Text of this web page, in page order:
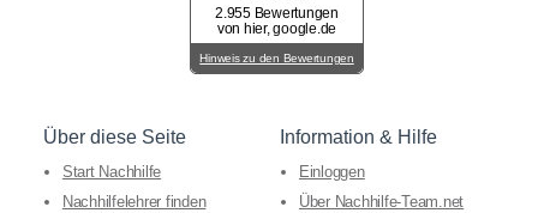
2.955 Bewertungen
von hier, google.de
Hinweis zu den Bewertungen
Über diese Seite
Start Nachhilfe
Nachhilfelehrer finden
Information & Hilfe
Einloggen
Über Nachhilfe-Team.net